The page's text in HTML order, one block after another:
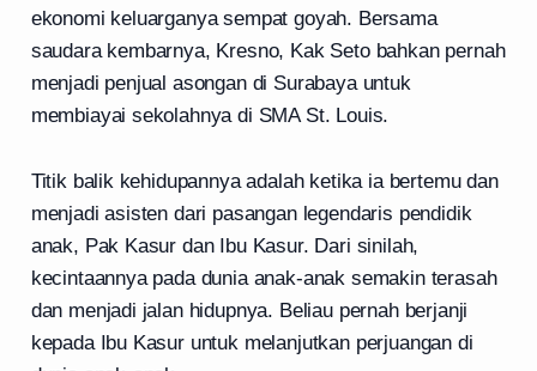
ekonomi keluarganya sempat goyah. Bersama
saudara kembarnya, Kresno, Kak Seto bahkan pernah
menjadi penjual asongan di Surabaya untuk
membiayai sekolahnya di SMA St. Louis.
Titik balik kehidupannya adalah ketika ia bertemu dan
menjadi asisten dari pasangan legendaris pendidik
anak, Pak Kasur dan Ibu Kasur. Dari sinilah,
kecintaannya pada dunia anak-anak semakin terasah
dan menjadi jalan hidupnya. Beliau pernah berjanji
kepada Ibu Kasur untuk melanjutkan perjuangan di